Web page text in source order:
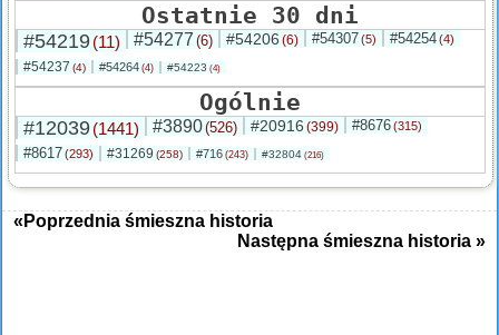
Ostatnie 30 dni
#54219(11) #54277 (6) #54206 (6) #54307(5) #54254(4)
#54237 (4) #54264 (4) #54223 (4)
Ogólnie
#12039(1441) #3890(526) #20916 (399) #8676(315)
#8617(293) #31269 (258) #716 (243) #32804 (216)
«Poprzednia śmieszna historia
Następna śmieszna historia »